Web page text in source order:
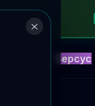
Версус